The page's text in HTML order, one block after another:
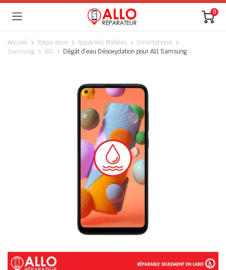
0
Accueil Réparation Appareils Mobiles
Smartphone
Samsung
A11 Dégât d’eau Désoxydation pour A11 Samsung